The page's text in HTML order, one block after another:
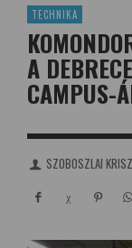
TECHNIKA
A
CAMPUS-
SZOBOSZLAI